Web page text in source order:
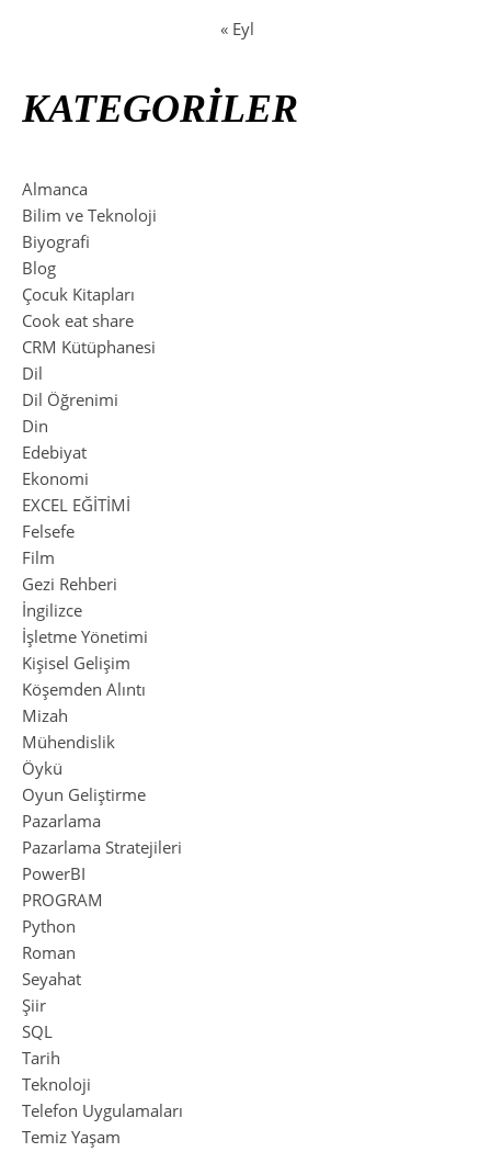
« Eyl
KATEGORİLER
Almanca
Bilim ve Teknoloji
Biyografi
Blog
Çocuk Kitapları
Cook eat share
CRM Kütüphanesi
Dil
Dil Öğrenimi
Din
Edebiyat
Ekonomi
EXCEL EĞİTİMİ
Felsefe
Film
Gezi Rehberi
İngilizce
İşletme Yönetimi
Kişisel Gelişim
Köşemden Alıntı
Mizah
Mühendislik
Öykü
Oyun Geliştirme
Pazarlama
Pazarlama Stratejileri
PowerBI
PROGRAM
Python
Roman
Seyahat
Şiir
SQL
Tarih
Teknoloji
Telefon Uygulamaları
Temiz Yaşam